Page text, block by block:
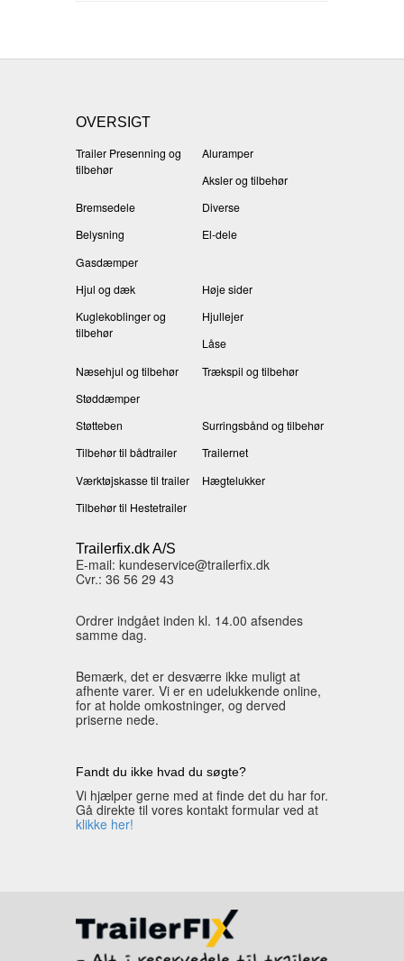
OVERSIGT
Trailer Presenning og
tilbehør
Aluramper
Aksler og tilbehør
Bremsedele
Diverse
Belysning
El-dele
Gasdæmper
Hjul og dæk
Høje sider
Kuglekoblinger og
tilbehør
Hjullejer
Låse
Næsehjul og tilbehør
Trækspil og tilbehør
Støddæmper
Støtteben
Surringsbånd og tilbehør
Tilbehør til bådtrailer
Trailernet
Værktøjskasse til trailer
Hægtelukker
Tilbehør til Hestetrailer
Trailerfix.dk A/S
E-mail: kundeservice@trailerfix.dk
Cvr.: 36 56 29 43
Ordrer indgået inden kl. 14.00 afsendes
samme dag.
Bemærk, det er desværre ikke muligt at
afhente varer. Vi er en udelukkende online,
for at holde omkostninger, og derved
priserne nede.
Fandt du ikke hvad du søgte?
Vi hjælper gerne med at finde det du har for.
Gå direkte til vores kontakt formular ved at
klikke her!